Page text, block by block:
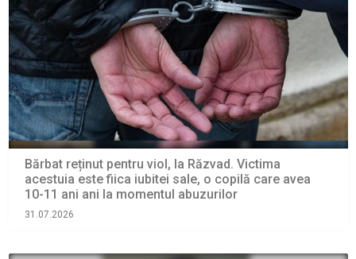
Bărbat reținut pentru viol, la Răzvad. Victima
acestuia este fiica iubitei sale, o copilă care avea
10-11 ani ani la momentul abuzurilor
31.07.2026